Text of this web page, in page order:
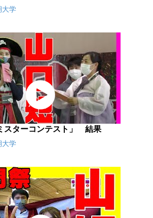
大学
スターコンテスト」 結果
大学